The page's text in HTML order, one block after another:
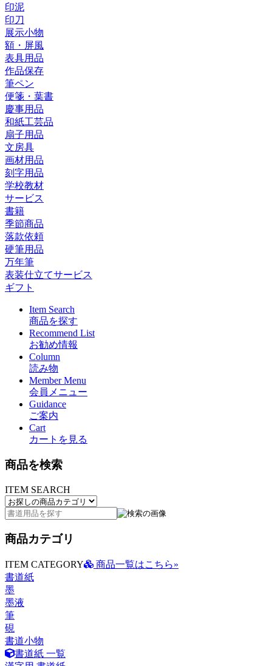
印泥
印刀
展示小物
額・屏風
表具用品
作品保存
筆ペン
便箋・葉書
慶事用品
和紙工芸品
扇子用品
文房具
画材用品
刻字用品
学校教材
サービス
書籍
季節商品
落款依頼
硬筆用品
万年筆
表装仕立てサービス
ギフト
Item Search
商品を探す
Recommend List
お勧め情報
Column
読み物
Member Menu
会員メニュー
Guidance
ご案内
Cart
カートを見る
商品を検索
ITEM SEARCH
商品カテゴリ
ITEM CATEGORY
商品一覧はこちら»
書道紙
墨
墨液
筆
硯
書道小物
書道紙 一覧